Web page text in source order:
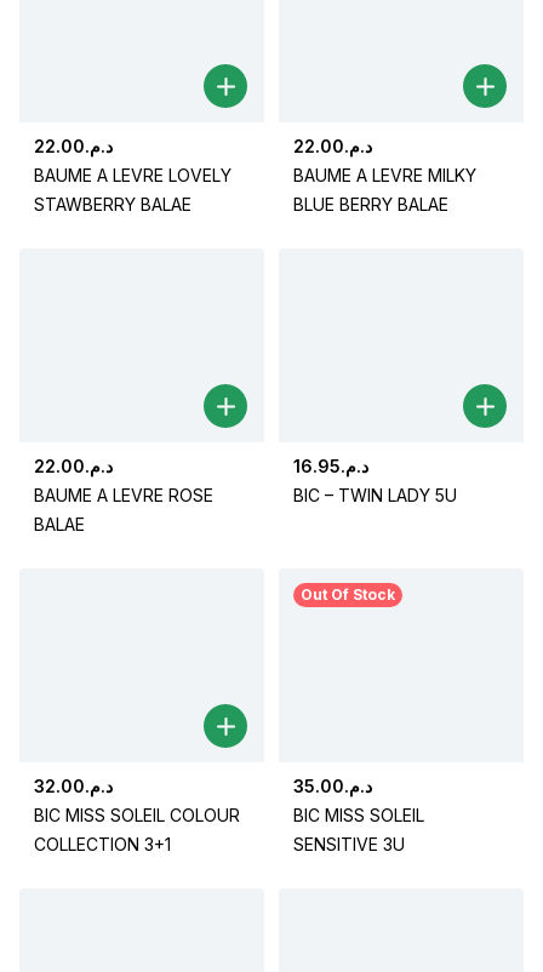
د.م.22.00
BAUME A LEVRE LOVELY
STAWBERRY BALAE
د.م.22.00
BAUME A LEVRE MILKY
BLUE BERRY BALAE
د.م.22.00
BAUME A LEVRE ROSE
BALAE
د.م.16.95
BIC – TWIN LADY 5U
د.م.32.00
BIC MISS SOLEIL COLOUR
COLLECTION 3+1
Out Of Stock
د.م.35.00
BIC MISS SOLEIL
SENSITIVE 3U